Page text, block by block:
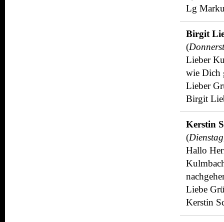
Lg
Birgit
(
Lieber
wie Dich
Lieber
Birgit
Kerstin
(
Hallo
Liebe
Kerstin